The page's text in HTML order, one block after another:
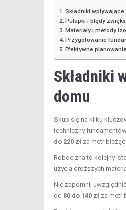
Składniki
Pułapki i błędy
Materiały i metody
Przygotowanie
Efektywne
Składniki
domu
Skup się na kilku
techniczny
do 220 zł za metr
Robocizna to kolejny
użycia droższych
Nie zapomnij
od 80 do 140 zł za metr